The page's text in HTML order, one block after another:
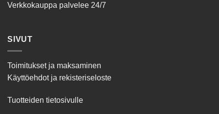
Verkkokauppa palvelee 24/7
SIVUT
Toimitukset ja maksaminen
Käyttöehdot ja rekisteriseloste
Tuotteiden tietosivulle